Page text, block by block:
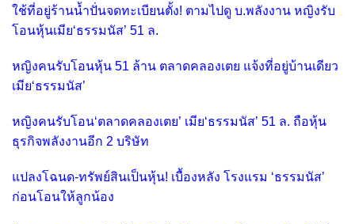
ใช้ที่อยู่ร้านน้ำปั่นจดทะเบียนตั้ง! ตามไปดู บ.พลังงาน หญิงรับ
โอนหุ้นเมีย‘ธรรมนัส’ 51 ล.
หญิงคนรับโอนหุ้น 51 ล้าน ตลาดคลองเตย แจ้งที่อยู่บ้านเดียว
เมีย‘ธรรมนัส’
หญิงคนรับโอน‘ตลาดคลองเตย’ เมีย‘ธรรมนัส’ 51 ล. ถือหุ้น
ธุรกิจพลังงานอีก 2 บริษัท
แปลงโฉนด-ทรัพย์สินเป็นหุ้น! เบื้องหลัง โรงแรม ‘ธรรมนัส’
ก่อนโอนให้ลูกน้อง